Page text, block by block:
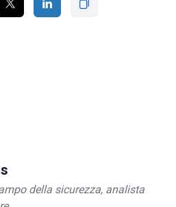
della sicurezza, analista